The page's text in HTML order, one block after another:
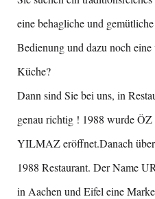
eine behagliche und
Bedienung und dazu noch
Küche?
Dann sind Sie bei uns, in
genau richtig ! 1988 wurde
YILMAZ eröffnet.Danach
1988 Restaurant. Der Name
in Aachen und Eifel eine